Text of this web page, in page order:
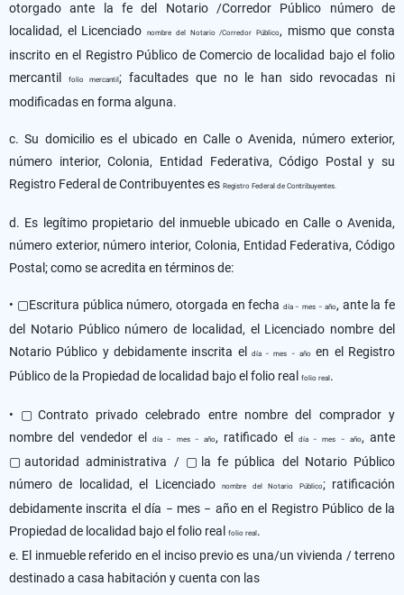
otorgado ante la fe del Notario /Corredor Público número de
localidad, el Licenciadonombre del Notario /Corredor Público, mismo que consta
inscrito en el Registro Público de Comercio de localidad bajo el folio
mercantil
folio mercantil ; facultades que no le han sido revocadas ni
modificadas en forma alguna.
c. Su domicilio es el ubicado en Calle o Avenida, número exterior,
número interior, Colonia, Entidad Federativa, Código Postal y su
Registro Federal de Contribuyentes es Registro Federal de Contribuyentes.
d. Es legítimo propietario del inmueble ubicado en Calle o Avenida,
número exterior, número interior, Colonia, Entidad Federativa, Código
Postal; como se acredita en términos de:
• ▢Escritura pública número, otorgada en fecha día − mes − año, ante la fe
del Notario Público número de localidad, el Licenciado nombre del
Notario Público y debidamente inscrita el
día − mes − año en el Registro
Público de la Propiedad de localidad bajo el folio real
folio real .
• ▢Contrato privado celebrado entre nombre del comprador y
nombre del vendedor el
día − mes − año, ratificado el día − mes − año, ante
▢autoridad administrativa / ▢la fe pública del Notario Público
número de localidad, el Licenciadonombre del Notario Público; ratificación
debidamente inscrita el día − mes − año en el Registro Público de la
Propiedad de localidad bajo el folio real
folio real .
e. El inmueble referido en el inciso previo es una/un vivienda / terreno
destinado a casa habitación y cuenta con las